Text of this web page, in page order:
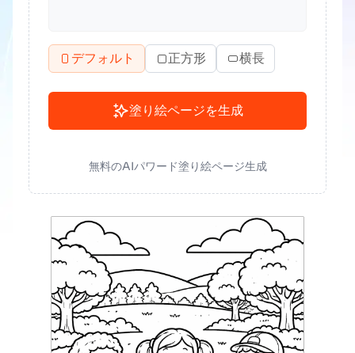
デフォルト 正方形 横長
塗り絵ページを生成
無料のAIパワード塗り絵ページ生成